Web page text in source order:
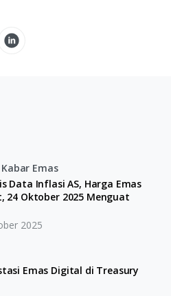
Emas
Data Inflasi AS, Harga Emas
24 Oktober 2025 Menguat
2025
Emas Digital di Treasury